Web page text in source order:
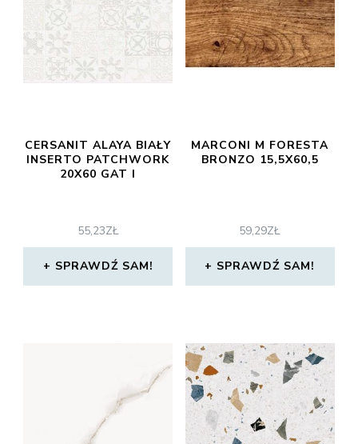
CERSANIT ALAYA BIAŁY
INSERTO PATCHWORK
20X60 GAT I
55,23ZŁ
SPRAWDŹ SAM!
MARCONI M FORESTA
BRONZO 15,5X60,5
59,29ZŁ
SPRAWDŹ SAM!